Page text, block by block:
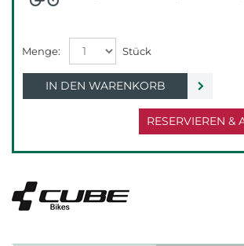
RESERVIEREN &
IN DEN WARENKORB